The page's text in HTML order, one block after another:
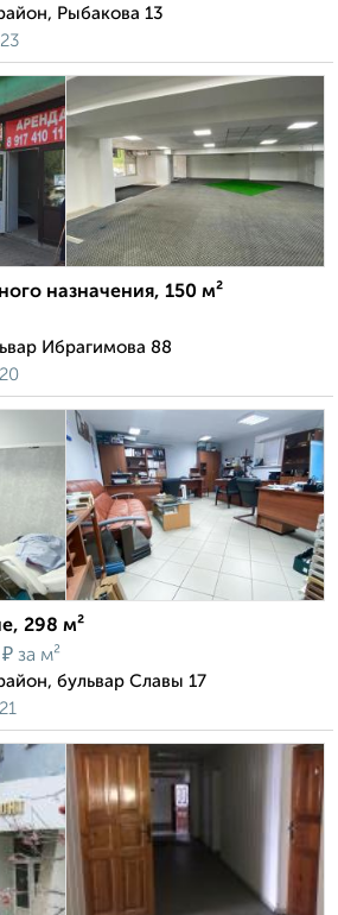
Рыбакова 13
назначения, 150 м²
Ибрагимова 88
298 м²
₽ за м²
бульвар Славы 17